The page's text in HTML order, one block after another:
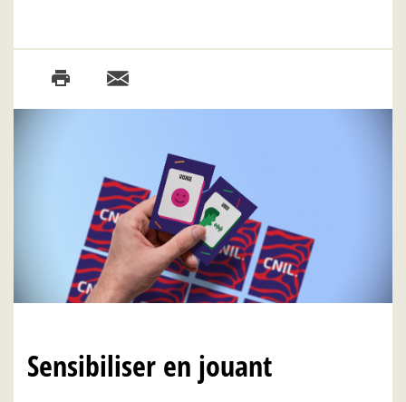
Sensibiliser en jouant